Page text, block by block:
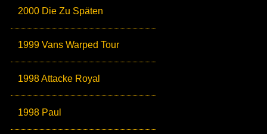
2000 Die Zu Späten
1999 Vans Warped Tour
1998 Attacke Royal
1998 Paul